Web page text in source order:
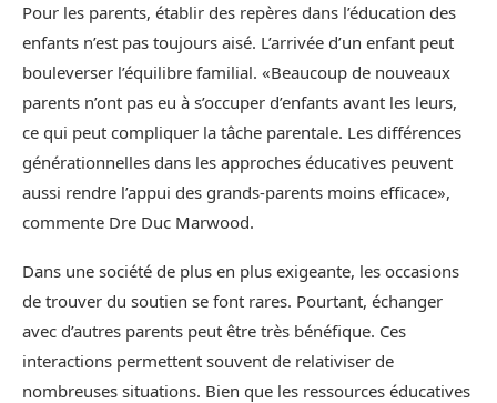
Pour les parents, établir des repères dans l’éducation des
enfants n’est pas toujours aisé. L’arrivée d’un enfant peut
bouleverser l’équilibre familial. «Beaucoup de nouveaux
parents n’ont pas eu à s’occuper d’enfants avant les leurs,
ce qui peut compliquer la tâche parentale. Les différences
générationnelles dans les approches éducatives peuvent
aussi rendre l’appui des grands-parents moins efficace»,
commente Dre Duc Marwood.
Dans une société de plus en plus exigeante, les occasions
de trouver du soutien se font rares. Pourtant, échanger
avec d’autres parents peut être très bénéfique. Ces
interactions permettent souvent de relativiser de
nombreuses situations. Bien que les ressources éducatives